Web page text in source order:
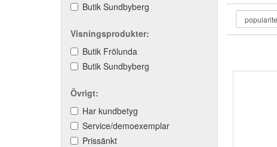
Butik Sundbyberg
Visningsprodukter:
Butik Frölunda
Butik Sundbyberg
Övrigt:
Har kundbetyg
Service/demoexemplar
Prissänkt